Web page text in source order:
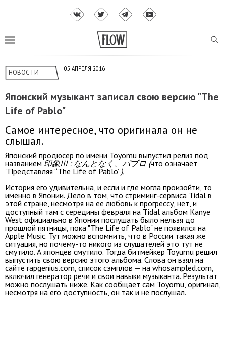
НОВОСТИ 05 АПРЕЛЯ 2016
Японский музыкант записал свою версию "The
Life of Pablo"
Самое интересное, что оригинала он не
слышал.
Японский продюсер по имени Toyomu выпустил релиз под
названием印象III : なんとなく、パブロ (что означает
"Представляя “The Life of Pablo”).
История его удивительна, и если и где могла произойти, то
именно в Японии. Дело в том, что стриминг-сервиса Tidal в
этой стране, несмотря на ее любовь к прогрессу, нет, и
доступный там с середины февраля на Tidal альбом Kanye
West официально в Японии послушать было нельзя до
прошлой пятницы, пока "The Life of Pablo" не появился на
Apple Music. Тут можно вспомнить, что в России такая же
ситуация, но почему-то никого из слушателей это тут не
смутило. А японцев смутило. Тогда битмейкер Toyumu решил
выпустить свою версию этого альбома. Слова он взял на
сайте rapgenius.com, список сэмплов — на whosampled.com,
включил генератор речи и свои навыки музыканта. Результат
можно послушать ниже. Как сообщает сам Toyomu, оригинал,
несмотря на его доступность, он так и не послушал.